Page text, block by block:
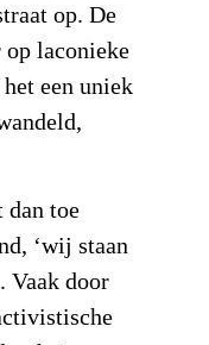
op. De
op laconieke
een uniek
dan toe
‘wij staan
Vaak door